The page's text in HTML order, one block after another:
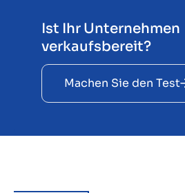
Ist Ihr Unternehmen
verkaufsbereit?
Machen Sie den Test